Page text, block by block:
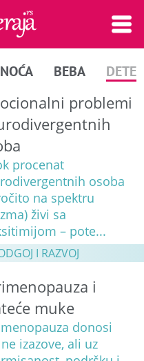
BEBA DETE
problemi
procenat
osoba
na spektru
živi sa
– pote...
I RAZVOJ
i
muke
donosi
izazove, ali uz